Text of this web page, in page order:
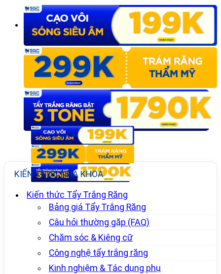
KIẾN THỨC NHA KHOA
Kiến thức Tẩy Trắng Răng
Bảng giá Tẩy Trắng Răng
Câu hỏi thường gặp (FAQ)
Chăm sóc & Kiêng cữ
Công nghệ tẩy trắng răng
Kinh nghiệm & Tác dụng phụ